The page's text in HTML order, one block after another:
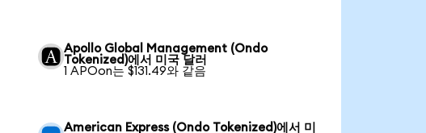
Apollo Global Management (Ondo
Tokenized)에서 미국 달러
1 APOon는 $131.49와 같음
American Express (Ondo Tokenized)에서 미